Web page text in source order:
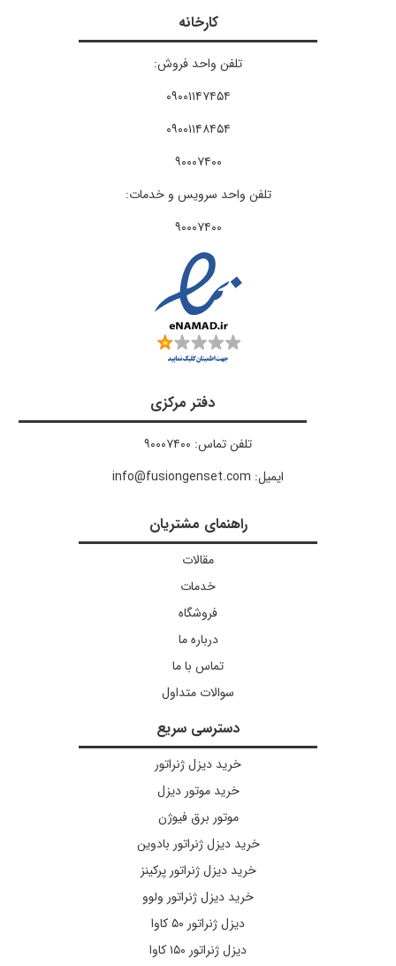
دسترسی سریع
خرید دیزل ژنراتور
خرید موتور دیزل
موتور برق فیوژن
خرید دیزل ژنراتور بادوین
خرید دیزل ژنراتور پرکینز
خرید دیزل ژنراتور ولوو
دیزل ژنراتور ۵۰ کاوا
دیزل ژنراتور ۱۵۰ کاوا
راهنمای مشتریان
مقالات
خدمات
فروشگاه
درباره ما
تماس با ما
سوالات متداول
دفتر مرکزی
تلفن تماس: ۹۰۰۰۷۴۰۰
ایمیل: info@fusiongenset.com
کارخانه
تلفن واحد فروش:
۰۹۰۰۱۱۴۷۴۵۴
۰۹۰۰۱۱۴۸۴۵۴
۹۰۰۰۷۴۰۰​
تلفن واحد سرویس و خدمات:
۹۰۰۰۷۴۰۰